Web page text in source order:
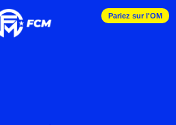
Pariez sur l'OM